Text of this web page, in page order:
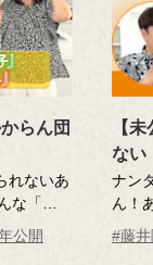
ナレ
らん団
れないあ
な「おい
員が、
を再
公開
【
ない
ナン
ん！
日分
#藤井